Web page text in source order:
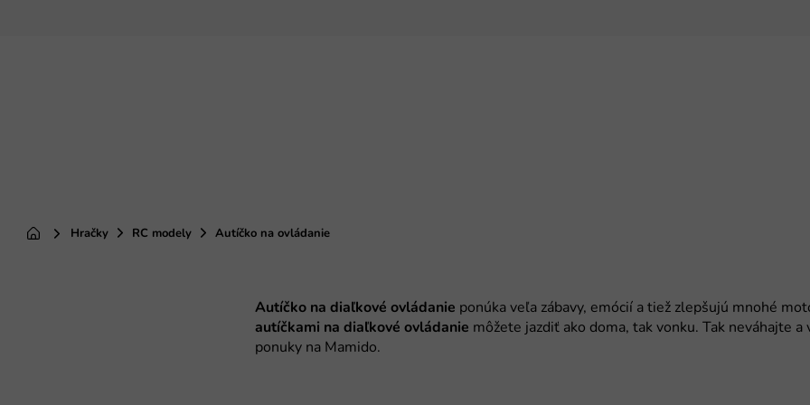
DomovHračky RC modely Autíčko na ovládanie
Autíčko na diaľkové ovládanie
autíčkami na diaľkové ovládanie